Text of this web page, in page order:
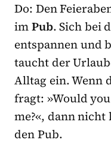
Do: Den
imPub. Sich bei
entspannen und
taucht der
Alltag ein. Wenn
fragt: »Would
me?«, dann nicht
den Pub.